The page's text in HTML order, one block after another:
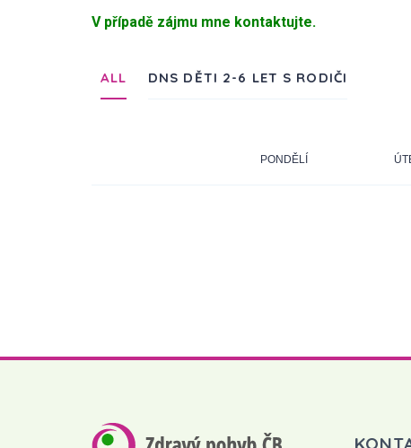
V případě zájmu mne kontaktujte.
ALL DNS DĚTI 2-6 LET S RODIČI
PONDĚLÍ